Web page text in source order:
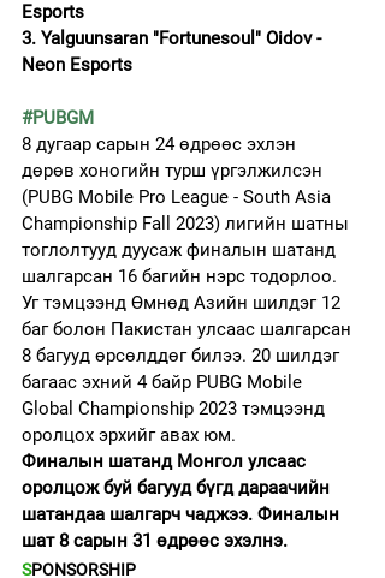
Esports
3. Yalguunsaran "Fortunesoul" Oidov -
Neon Esports
#PUBGM
8 дугаар сарын 24 өдрөөс эхлэн
дөрөв хоногийн турш үргэлжилсэн
(PUBG Mobile Pro League - South Asia
Championship Fall 2023) лигийн шатны
тоглолтууд дуусаж финалын шатанд
шалгарсан 16 багийн нэрс тодорлоо.
Уг тэмцээнд Өмнөд Азийн шилдэг 12
баг болон Пакистан улсаас шалгарсан
8 багууд өрсөлддөг билээ. 20 шилдэг
багаас эхний 4 байр PUBG Mobile
Global Championship 2023 тэмцээнд
оролцох эрхийг авах юм.
Финалын шатанд Монгол улсаас
оролцож буй багууд бүгд дараачийн
шатандаа шалгарч чаджээ. Финалын
шат 8 сарын 31 өдрөөс эхэлнэ.
SPONSORSHIP